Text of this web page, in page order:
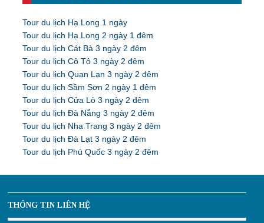
Tour du lịch Hạ Long 1 ngày
Tour du lịch Hạ Long 2 ngày 1 đêm
Tour du lịch Cát Bà 3 ngày 2 đêm
Tour du lịch Cô Tô 3 ngày 2 đêm
Tour du lịch Quan Lạn 3 ngày 2 đêm
Tour du lịch Sầm Sơn 2 ngày 1 đêm
Tour du lịch Cửa Lò 3 ngày 2 đêm
Tour du lịch Đà Nẵng 3 ngày 2 đêm
Tour du lịch Nha Trang 3 ngày 2 đêm
Tour du lịch Đà Lạt 3 ngày 2 đêm
Tour du lịch Phú Quốc 3 ngày 2 đêm
THÔNG TIN LIÊN HỆ